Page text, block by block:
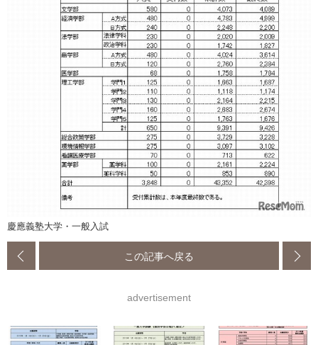
慶應義塾大学・一般入試
この記事へ戻る
advertisement